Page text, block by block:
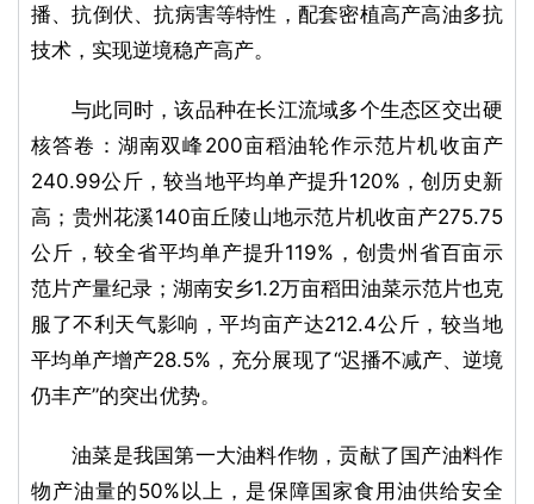
播、抗倒伏、抗病害等特性，配套密植高产高油多抗
技术，实现逆境稳产高产。
与此同时，该品种在长江流域多个生态区交出硬
核答卷：湖南双峰200亩稻油轮作示范片机收亩产
240.99公斤，较当地平均单产提升120%，创历史新
高；贵州花溪140亩丘陵山地示范片机收亩产275.75
公斤，较全省平均单产提升119%，创贵州省百亩示
范片产量纪录；湖南安乡1.2万亩稻田油菜示范片也克
服了不利天气影响，平均亩产达212.4公斤，较当地
平均单产增产28.5%，充分展现了“迟播不减产、逆境
仍丰产”的突出优势。
油菜是我国第一大油料作物，贡献了国产油料作
物产油量的50%以上，是保障国家食用油供给安全